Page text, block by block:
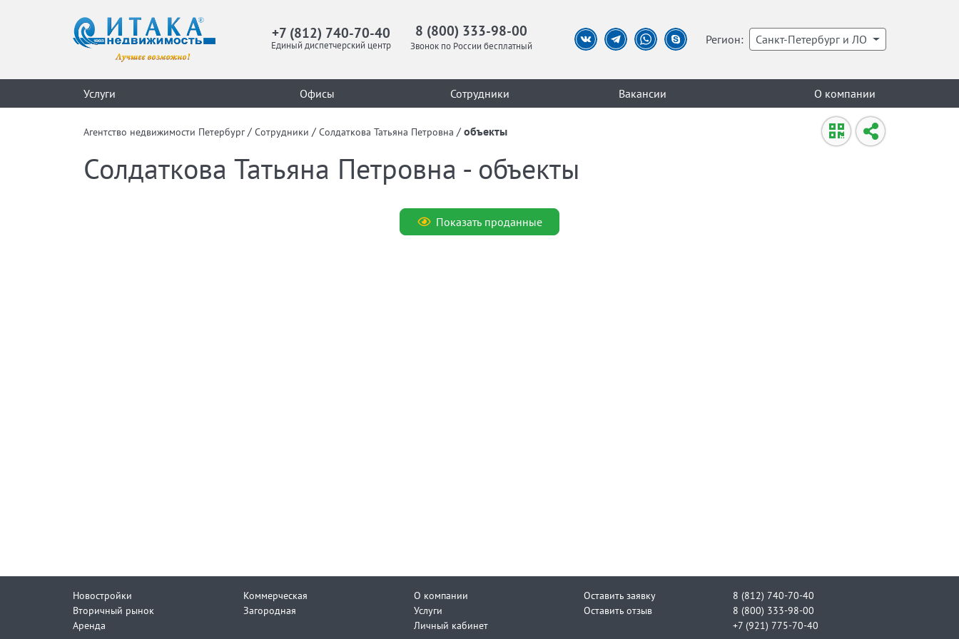
+7 (812) 740-70-40
Единый диспетчерский центр
8 (800) 333-98-00
Звонок по России бесплатный Регион: Санкт-Петербург и ЛО
Услуги Офисы Сотрудники Вакансии О компании
Агентство недвижимости Петербург / Сотрудники / Солдаткова Татьяна Петровна / объекты
Солдаткова Татьяна Петровна - объекты
Показать проданные
Новостройки
Вторичный рынок
Аренда
Коммерческая
Загородная
О компании
Услуги
Личный кабинет
Оставить заявку
Оставить отзыв
8 (812) 740-70-40
8 (800) 333-98-00
+7 (921) 775-70-40